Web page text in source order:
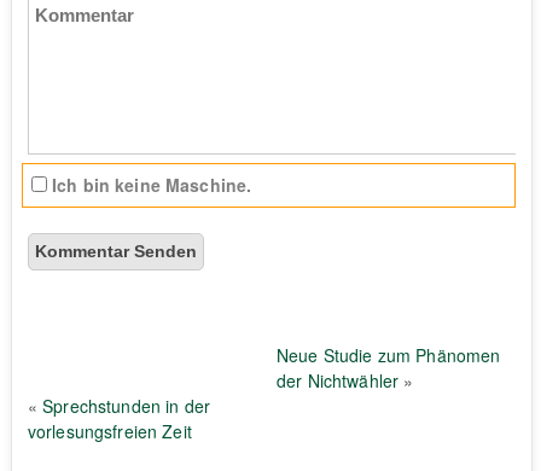
Kommentar
Ich bin keine Maschine.
Neue Studie zum Phänomen
der Nichtwähler »
«Sprechstunden in der
vorlesungsfreien Zeit